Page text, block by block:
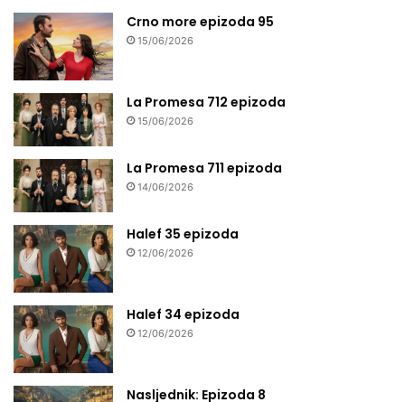
Crno more epizoda 95
15/06/2026
La Promesa 712 epizoda
15/06/2026
La Promesa 711 epizoda
14/06/2026
Halef 35 epizoda
12/06/2026
Halef 34 epizoda
12/06/2026
Nasljednik: Epizoda 8